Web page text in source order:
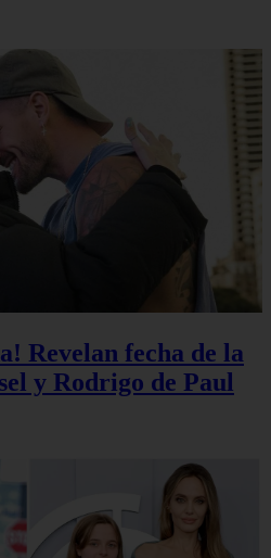
Revelan fecha de la
y Rodrigo de Paul